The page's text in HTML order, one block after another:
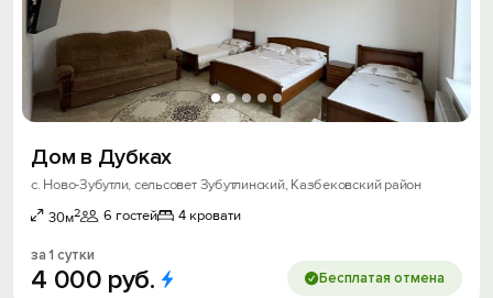
Дом в Дубках
с. Ново-Зубутли, сельсовет Зубутлинский, Казбековский район
30м2 6 гостей 4 кровати
за 1 сутки
4 000 руб. Бесплатая отмена